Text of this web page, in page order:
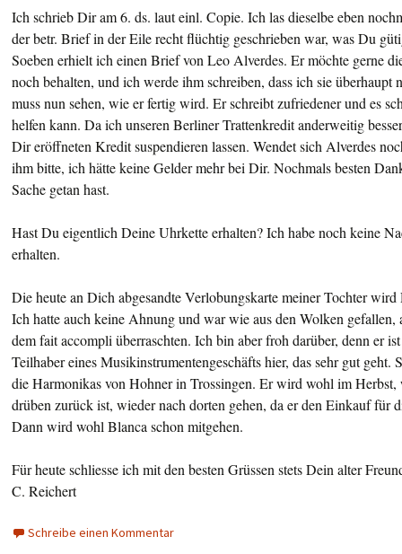
Ich schrieb Dir am 6. ds. laut einl. Copie. Ich las die­selbe eben
der betr. Brief in der Eile recht flüchtig geschrieben war, was Du
Soeben erhielt ich einen Brief von Leo Alver­des. Er möchte gerne
noch behal­ten, und ich werde ihm schreiben, dass ich sie
muss nun se­hen, wie er fertig wird. Er schreibt zu­friedener und es
helfen kann. Da ich unse­ren Berliner Trattenkredit anderwei­tig
Dir eröffneten Kredit suspendieren lassen. Wen­det sich Alverdes
ihm bitte, ich hätte keine Gelder mehr bei Dir. Noch­mals besten
Sache getan hast.
Hast Du eigentlich Deine Uhrkette erhalten? Ich habe noch keine
erhalten.
Die heute an Dich abgesandte Verlobungskarte meiner Toch­ter wird
Ich hatte auch keine Ah­nung und war wie aus den Wolken
dem fait accompli überraschten. Ich bin aber froh darüber, denn er
Teilha­ber eines Musikinstrumentenge­schäfts hier, das sehr gut geht.
die Harmonikas von Hoh­ner in Trossingen. Er wird wohl im Herbst,
drüben zurück ist, wieder nach dorten ge­hen, da er den Einkauf für
Dann wird wohl Blanca schon mitgehen.
Für heute schliesse ich mit den besten Grüssen stets Dein al­ter
C. Reichert
Schreibe einen Kommentar